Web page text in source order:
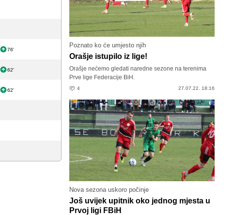
76'
62'
62'
Poznato ko će umjesto njih
Orašje istupilo iz lige!
Orašje nećemo gledati naredne sezone na terenima
Prve lige Federacije BiH.
4 27.07.22. 18:16
Nova sezona uskoro počinje
Još uvijek upitnik oko jednog mjesta u
Prvoj ligi FBiH